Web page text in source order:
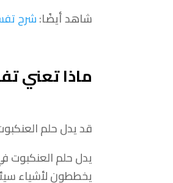
شاهد أيضًا:شرح
ماذا تعني
قد يدل حلم
يدل حلم العنكبوت
يخططون لأشياء